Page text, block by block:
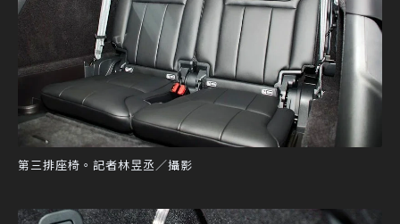
第三排座椅。記者林昱丞／攝影